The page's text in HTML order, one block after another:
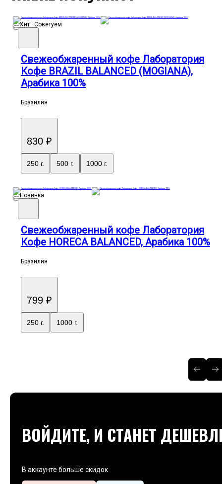
Хит Советуем
Горечь
Кислотность
Плотность
Свежеобжаренный кофе Лаборатория
Кофе BRAZIL BALANCED (MOGIANA),
Арабика 100%
Бразилия
830 ₽
250 г. 500 г. 1000 г.
Новинка
Горечь
Кислотность
Плотность
Свежеобжаренный кофе Лаборатория
Кофе HORECA BALANCED, Арабика 100%
Бразилия
799 ₽
250 г. 1000 г.
ВОЙДИТЕ, И СТАНЕТ
В аккаунте больше скидок